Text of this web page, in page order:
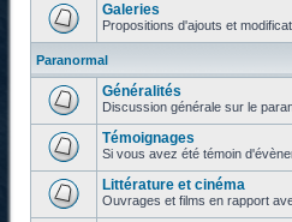
Galeries
Propositions d'ajouts et
Paranormal
Généralités
Discussion générale sur le
Témoignages
Si vous avez été témoin
Littérature et cinéma
Ouvrages et films en rapport